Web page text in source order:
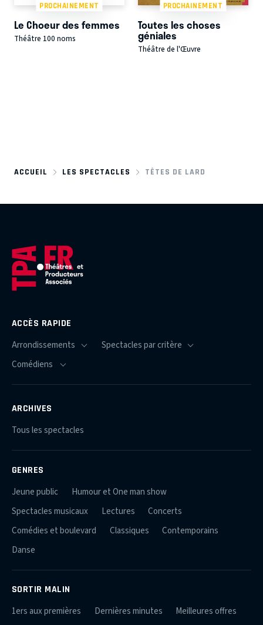
PROCHAINEMENT
Le Choeur des femmes
Théâtre 100 noms
PROCHAINEMENT
Toutes les choses
géniales
Théâtre de l'Œuvre
ACCUEIL LES SPECTACLES TÊTES DE LARD
ACCÈS RAPIDE
ARCHIVES
Tous les spectacles
GENRES
Jeune public
Humour et One man show
Spectacles musicaux
Lectures
Concerts
Comédies et boulevard
Classiques
Contemporains
Danse
SORTIR MALIN
1ers aux premières Dernières minutes
Meilleures offres